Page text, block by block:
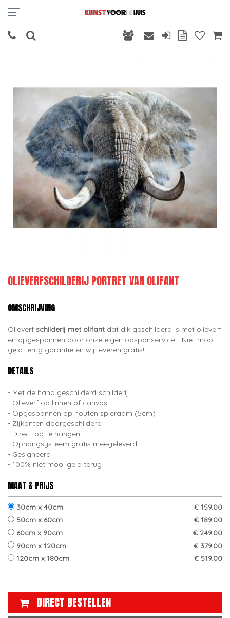
OLIEVERFSCHILDERIJ PORTRET VAN OLIFANT
OMSCHRIJVING
Olieverf schilderij met olifant dat dik geschilderd is met olieverf
en opgespannen door onze eigen opspanservice - Niet mooi -
geld terug garantie en wij leveren gratis!
DETAILS
Met de hand geschilderd schilderij
Olieverf op linnen of canvas
Opgespannen op houten spieraam (5cm)
Zijkanten doorgeschilderd
Direct op te hangen
Ophangsysteem gratis meegeleverd
Gesigneerd
100% niet mooi geld terug
MAAT & PRIJS
30cm x 40cm
€ 159.00
50cm x 60cm
€ 189.00
60cm x 90cm
€ 249.00
90cm x 120cm
€ 379.00
120cm x 180cm
€ 519.00
DIRECT BESTELLEN